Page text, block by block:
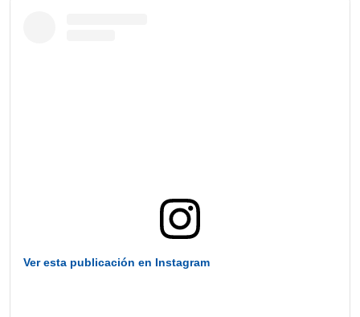
Ver esta publicación en Instagram